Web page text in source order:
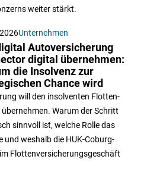
weiter stärkt.
Unternehmen
Autoversicherung
digital übernehmen:
die Insolvenz zur
Chance wird
will den insolventen Flotten-
Warum der Schritt
sinnvoll ist, welche Rolle das
und weshalb die HUK-Coburg-
Flottenversicherungsgeschäft